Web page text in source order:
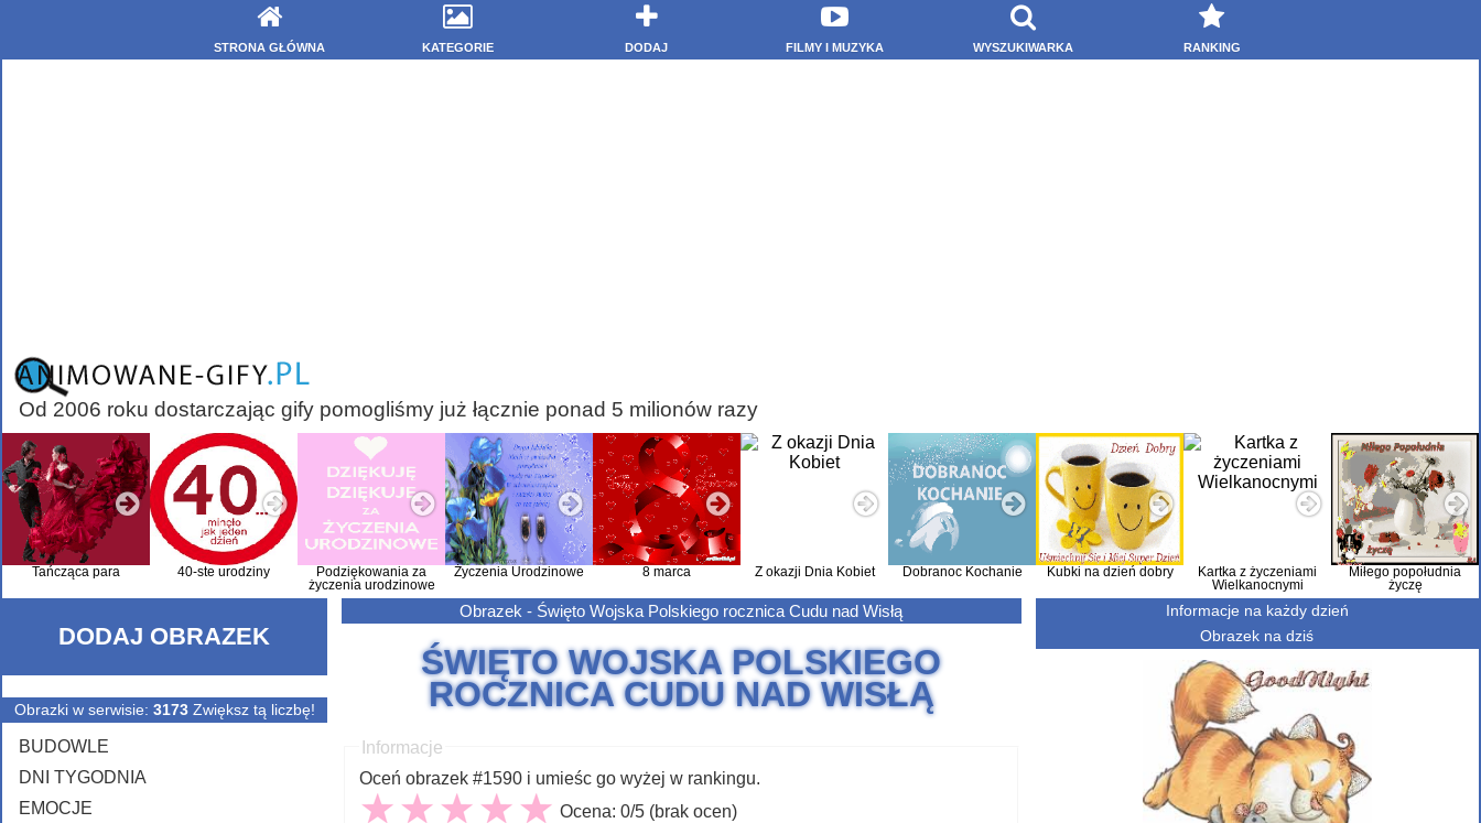
STRONA GŁÓWNA KATEGORIE DODAJ FILMY I MUZYKA WYSZUKIWARKA RANKING
Od 2006 roku dostarczając gify pomogliśmy już łącznie ponad 5 milionów razy
Tańcząca para 40-ste urodziny
Podziękowania za
życzenia urodzinowe
Życzenia Urodzinowe 8 marca Z okazji Dnia Kobiet Dobranoc Kochanie Kubki na dzień dobry
Kartka z życzeniami
Wielkanocnymi
Miłego popołudnia
życzę
DODAJ OBRAZEK
Obrazki w serwisie: 3173Zwiększ tą liczbę!
BUDOWLE
DNI TYGODNIA
EMOCJE
Obrazek - Święto Wojska Polskiego rocznica Cudu nad Wisłą
ŚWIĘTO WOJSKA POLSKIEGO
ROCZNICA CUDU NAD WISŁĄ
Informacje
Oceń obrazek #1590 i umieśc go wyżej w rankingu.
Ocena: 0/5 (brak ocen)
Informacje na każdy dzień
Obrazek na dziś